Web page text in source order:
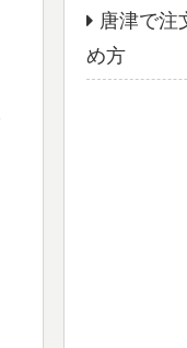
唐津で注
め方